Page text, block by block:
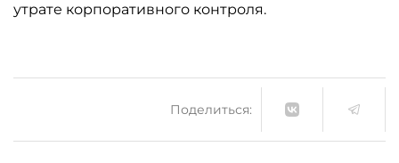
утрате корпоративного контроля.
Поделиться: